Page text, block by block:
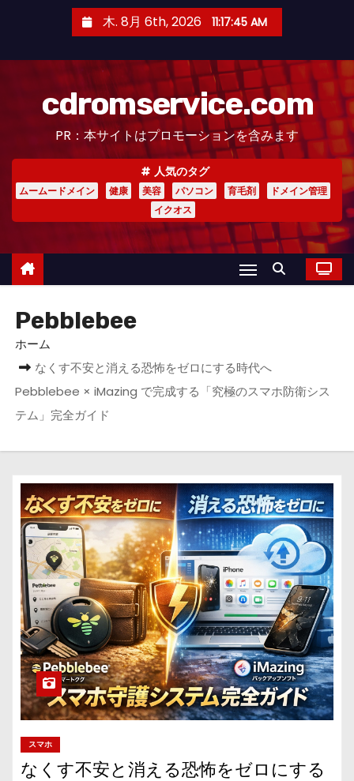
木. 8月 6th, 2026 11:17:45 AM
cdromservice.com
PR：本サイトはプロモーションを含みます
人気のタグ
ムームードメイン 健康 美容 パソコン 育毛剤
ドメイン管理
イクオス
Pebblebee
ホーム
なくす不安と消える恐怖をゼロにする時代へ
Pebblebee × iMazing で完成する「究極のスマホ防衛シス
テム」完全ガイド
スマホ
なくす不安と消える恐怖をゼロにする